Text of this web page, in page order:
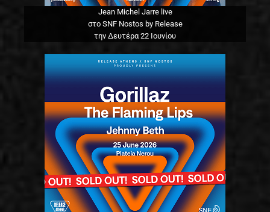
Jean Michel Jarre live
στο SNF Nostos by Release
την Δευτέρα 22 Ιουνίου